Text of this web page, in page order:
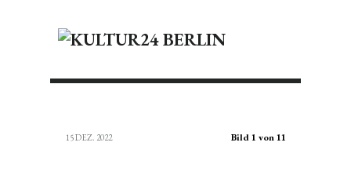
15 DEZ. 2022 Bild 1 von 11